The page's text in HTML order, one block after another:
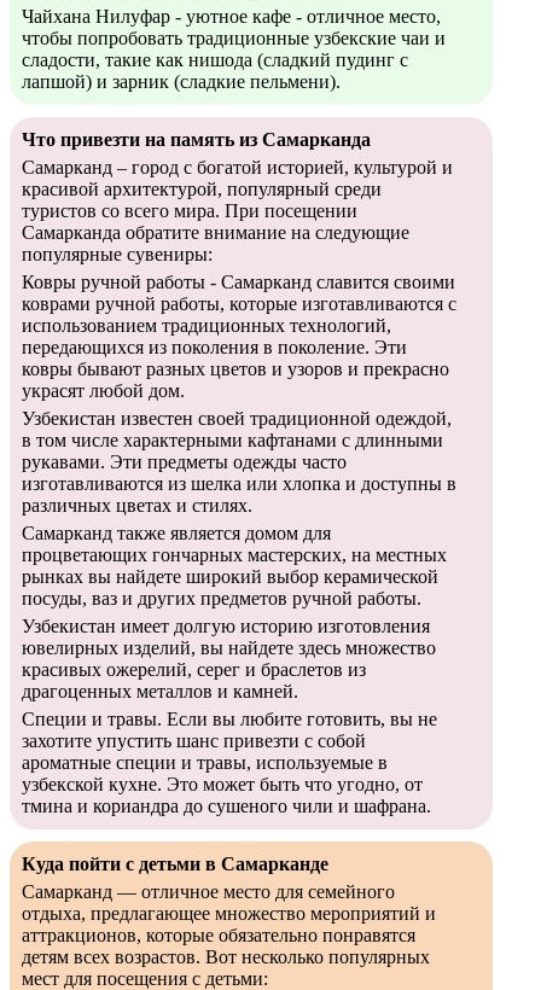
Чайхана Нилуфар - уютное кафе - отличное место,
чтобы попробовать традиционные узбекские чаи и
сладости, такие как нишода (сладкий пудинг с
лапшой) и зарник (сладкие пельмени).
Что привезти на память из Самарканда
Самарканд – город с богатой историей, культурой и
красивой архитектурой, популярный среди
туристов со всего мира. При посещении
Самарканда обратите внимание на следующие
популярные сувениры:
Ковры ручной работы - Самарканд славится своими
коврами ручной работы, которые изготавливаются с
использованием традиционных технологий,
передающихся из поколения в поколение. Эти
ковры бывают разных цветов и узоров и прекрасно
украсят любой дом.
Узбекистан известен своей традиционной одеждой,
в том числе характерными кафтанами с длинными
рукавами. Эти предметы одежды часто
изготавливаются из шелка или хлопка и доступны в
различных цветах и стилях.
Самарканд также является домом для
процветающих гончарных мастерских, на местных
рынках вы найдете широкий выбор керамической
посуды, ваз и других предметов ручной работы.
Узбекистан имеет долгую историю изготовления
ювелирных изделий, вы найдете здесь множество
красивых ожерелий, серег и браслетов из
драгоценных металлов и камней.
Специи и травы. Если вы любите готовить, вы не
захотите упустить шанс привезти с собой
ароматные специи и травы, используемые в
узбекской кухне. Это может быть что угодно, от
тмина и кориандра до сушеного чили и шафрана.
Куда пойти с детьми в Самарканде
Самарканд — отличное место для семейного
отдыха, предлагающее множество мероприятий и
аттракционов, которые обязательно понравятся
детям всех возрастов. Вот несколько популярных
мест для посещения с детьми: